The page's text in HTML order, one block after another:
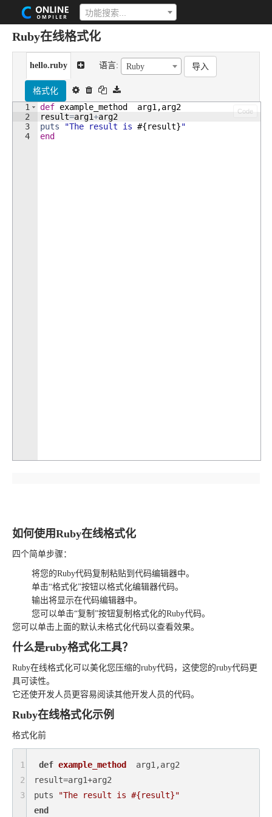
功能搜索...
Ruby在线格式化
hello.ruby 语言: Ruby 导入
格式化
Code
1
2
3
4
def example_method arg1 ,arg2
result=arg1+arg2
puts
"The result is #{result}"
end
如何使用Ruby在线格式化
四个简单步骤：
将您的Ruby代码复制粘贴到代码编辑器中。
单击“格式化”按钮以格式化编辑器代码。
输出将显示在代码编辑器中。
您可以单击“复制”按钮复制格式化的Ruby代码。
您可以单击上面的默认未格式化代码以查看效果。
什么是ruby格式化工具？
Ruby在线格式化可以美化您压缩的ruby代码，这使您的ruby代码更
具可读性。
它还使开发人员更容易阅读其他开发人员的代码。
Ruby在线格式化示例
格式化前
def example_method
  arg1,arg2
result=arg1+arg2
puts
"The result is #{result}"
end
1
2
3